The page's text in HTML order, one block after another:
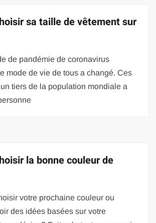
sa taille de vêtement sur
de pandémie de coronavirus
mode de vie de tous a changé. Ces
tiers de la population mondiale a
la bonne couleur de
votre prochaine couleur ou
des idées basées sur votre